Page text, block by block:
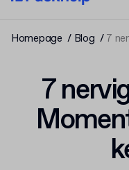
Homepage Blog 7
7